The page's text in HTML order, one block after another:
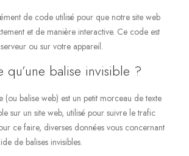
de code utilisé pour que notre site web
et de manière interactive. Ce code est
ou sur votre appareil.
qu’une balise invisible ?
(ou balise web) est un petit morceau de texte
sur un site web, utilisé pour suivre le trafic
ce faire, diverses données vous concernant
de balises invisibles.